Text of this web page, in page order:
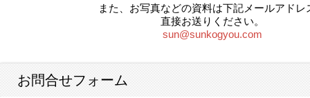
また、お写真などの資料は下記メールアドレ
直接お送りください。
sun@sunkogyou.com
お問合せフォーム